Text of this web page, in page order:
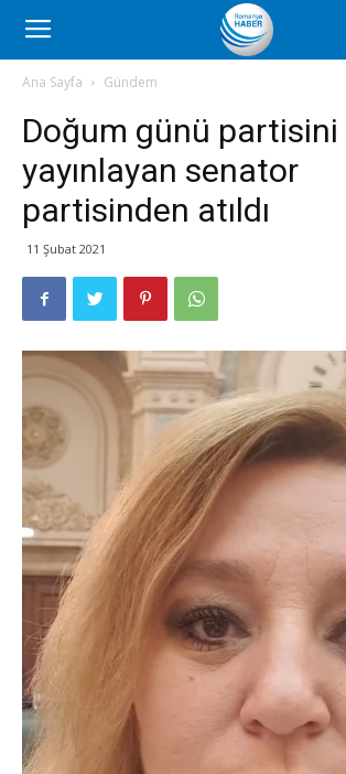
Romanya
Haber
Ana Sayfa Gündem
Doğum günü partisini
yayınlayan senator
partisinden atıldı
11 Şubat 2021